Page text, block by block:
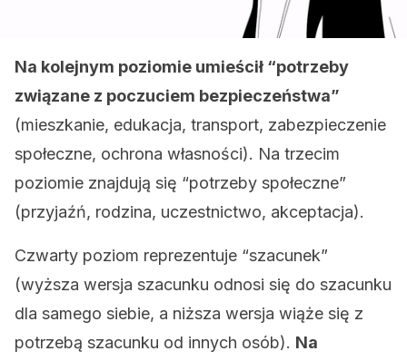
Na kolejnym poziomie umieścił “potrzeby
związane z poczuciem bezpieczeństwa”
(mieszkanie, edukacja, transport, zabezpieczenie
społeczne, ochrona własności). Na trzecim
poziomie znajdują się “potrzeby społeczne”
(przyjaźń, rodzina, uczestnictwo, akceptacja).
Czwarty poziom reprezentuje “szacunek”
(wyższa wersja szacunku odnosi się do szacunku
dla samego siebie, a niższa wersja wiąże się z
potrzebą szacunku od innych osób). Na